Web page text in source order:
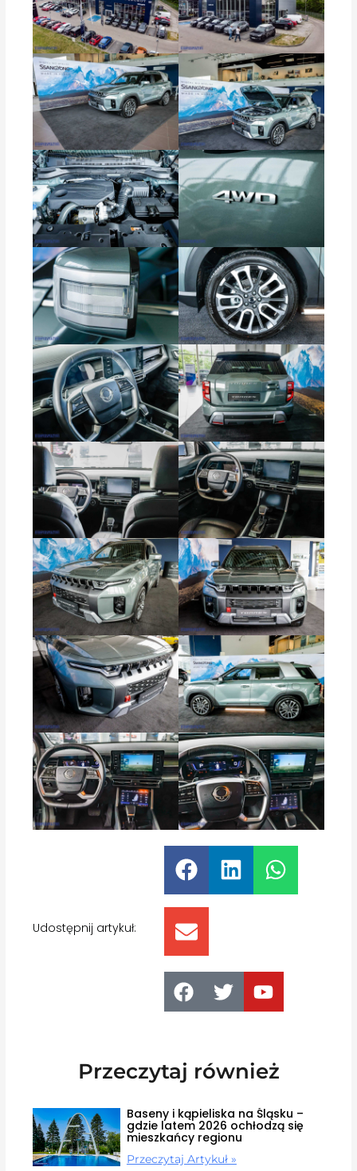
Udostępnij artykuł:
Przeczytaj również
Baseny i kąpieliska na Śląsku –
gdzie latem 2026 ochłodzą się
mieszkańcy regionu
Przeczytaj Artykuł »